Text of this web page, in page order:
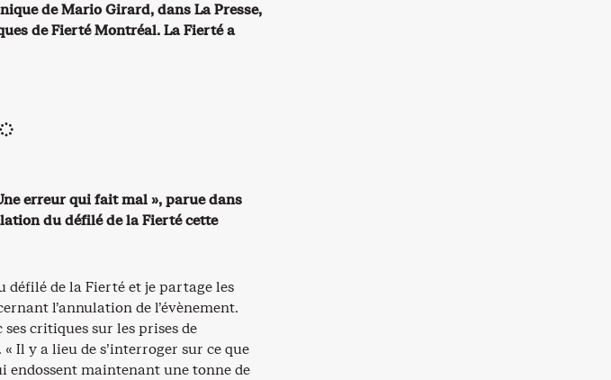
de Mario Girard, dans La Presse,
de Fierté Montréal. La Fierté a
erreur qui fait mal », parue dans
du défilé de la Fierté cette
défilé de la Fierté et je partage les
l’annulation de l’évènement.
critiques sur les prises de
Il y a lieu de s’interroger sur ce que
endossent maintenant une tonne de